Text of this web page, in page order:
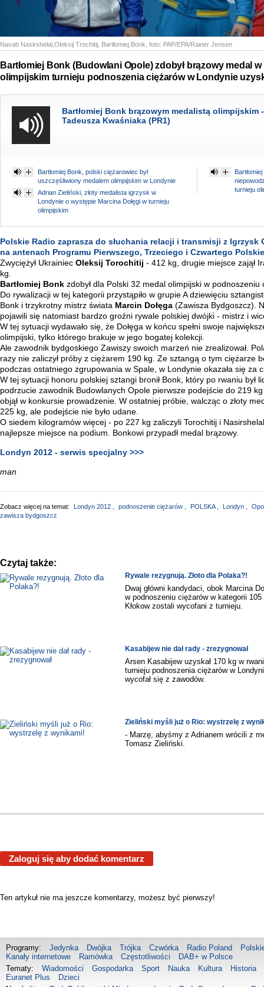
Navab Nasirshelal,Oleksij Trochitij, Bartłomiej Bonk , foto: PAP/EPA/Rainer Jensen
Bartłomiej Bonk (Budowlani Opole) zdobył brązowy medal
olimpijskim turnieju podnoszenia ciężarów w Londynie
Bartłomiej Bonk brązowym medalistą olimpijskim
Tadeusza Kwaśniaka (PR1)
Bartłomiej Bonk, polski ciężarowiec był
uszczęśliwiony medalem olimpijskim w Londynie
turnieju
Adrian Zieliński, złoty medalista igrzysk w
Londynie o występie Marcina Dołęgi w turnieju
olimpijskim
Polskie Radio zaprasza do słuchania relacji i transmisji z
na antenach Programu Pierwszego, Trzeciego i Czwartego
Zwyciężył Ukrainiec Oleksij Torochitij - 412 kg, drugie miejsce zajął
kg.
Bartłomiej Bonk zdobył dla Polski 32 medal olimpijski w podnoszeniu
Do rywalizacji w tej kategorii przystąpiło w grupie A dziewięciu
Bonk i trzykrotny mistrz świata Marcin Dołęga (Zawisza Bydgoszcz).
pojawili się natomiast bardzo groźni rywale polskiej dwójki - mistrz i
W tej sytuacji wydawało się, że Dołęga w końcu spełni swoje
olimpijski, tylko którego brakuje w jego bogatej kolekcji.
Ale zawodnik bydgoskiego Zawiszy swoich marzeń nie zrealizował.
razy nie zaliczył próby z ciężarem 190 kg. Ze sztangą o tym ciężarze
podczas ostatniego zgrupowania w Spale, w Londynie okazała się za
W tej sytuacji honoru polskiej sztangi bronił Bonk, który po rwaniu był
podrzucie zawodnik Budowlanych Opole pierwsze podejście do 219 kg
objął w konkursie prowadzenie. W ostatniej próbie, walcząc o złoty
225 kg, ale podejście nie było udane.
O siedem kilogramów więcej - po 227 kg zaliczyli Torochitij i
najlepsze miejsce na podium. Bonkowi przypadł medal brązowy.
Londyn 2012 - serwis specjalny >>>
man
Zobacz więcej na temat: Londyn 2012 podnoszenie ciężarów POLSKA Londyn
zawisza bydgoszcz
Czytaj także:
Rywale rezygnują. Złoto dla Polaka?!
Dwaj główni kandydaci, obok Marcina
w podnoszeniu ciężarów w kategorii
Kłokow zostali wycofani z turnieju.
Kasabijew nie dał rady - zrezygnował
Arsen Kasabijew uzyskał 170 kg w
turnieju podnoszenia ciężarów w
wycofał się z zawodów.
Zieliński myśli już o Rio: wystrzelę z
- Marzę, abyśmy z Adrianem wrócili z
Tomasz Zieliński.
Zaloguj się aby dodać komentarz
Ten artykuł nie ma jeszcze komentarzy, możesz być pierwszy!
Programy: Jedynka Dwójka Trójka Czwórka Radio Poland
Kanały internetowe
Ramówka Częstotliwości
DAB+ w Polsce
Tematy:
Wiadomości Gospodarka Sport Nauka Kultura
Historia
Euranet Plus
Dzieci